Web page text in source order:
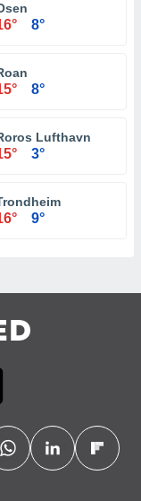
8°
8°
Lufthavn
3°
9°